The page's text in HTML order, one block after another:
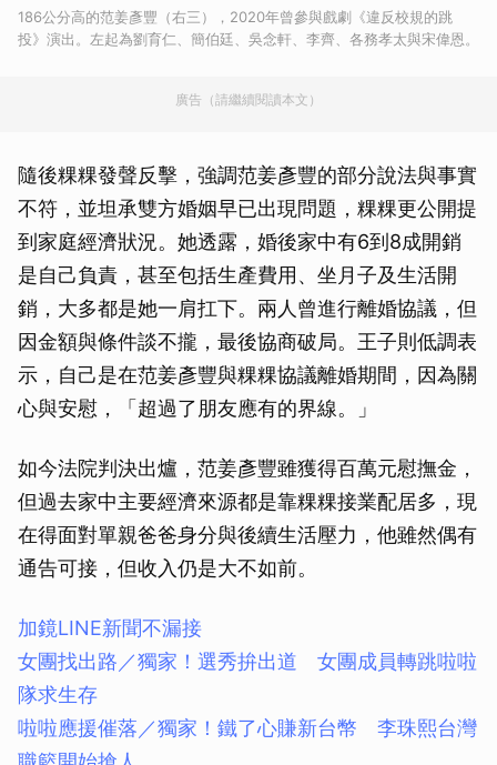
186公分高的范姜彥豐（右三），2020年曾參與戲劇《違反校規的跳
投》演出。左起為劉育仁、簡伯廷、吳念軒、李齊、各務孝太與宋偉恩。
廣告（請繼續閱讀本文）
隨後粿粿發聲反擊，強調范姜彥豐的部分說法與事實
不符，並坦承雙方婚姻早已出現問題，粿粿更公開提
到家庭經濟狀況。她透露，婚後家中有6到8成開銷
是自己負責，甚至包括生產費用、坐月子及生活開
銷，大多都是她一肩扛下。兩人曾進行離婚協議，但
因金額與條件談不攏，最後協商破局。王子則低調表
示，自己是在范姜彥豐與粿粿協議離婚期間，因為關
心與安慰，「超過了朋友應有的界線。」
如今法院判決出爐，范姜彥豐雖獲得百萬元慰撫金，
但過去家中主要經濟來源都是靠粿粿接業配居多，現
在得面對單親爸爸身分與後續生活壓力，他雖然偶有
通告可接，但收入仍是大不如前。
加鏡LINE新聞不漏接
女團找出路／獨家！選秀拚出道 女團成員轉跳啦啦
隊求生存
啦啦應援催落／獨家！鐵了心賺新台幣 李珠熙台灣